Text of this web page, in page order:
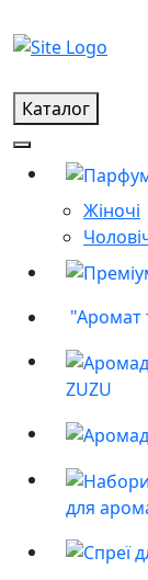
Каталог
Жіночі
"Аромат
ZUZU
для